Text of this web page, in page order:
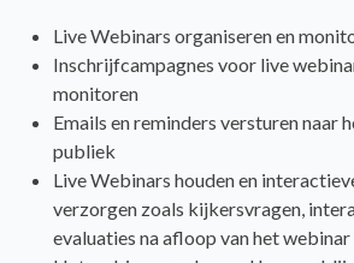
Live Webinars organiseren en
Inschrijfcampagnes voor live
monitoren
Emails en reminders versturen naar
publiek
Live Webinars houden en
verzorgen zoals kijkersvragen,
evaluaties na afloop van het webinar